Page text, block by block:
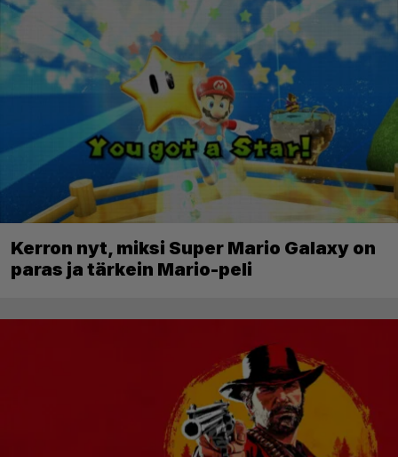
Kerron nyt, miksi Super Mario Galaxy on
paras ja tärkein Mario-peli